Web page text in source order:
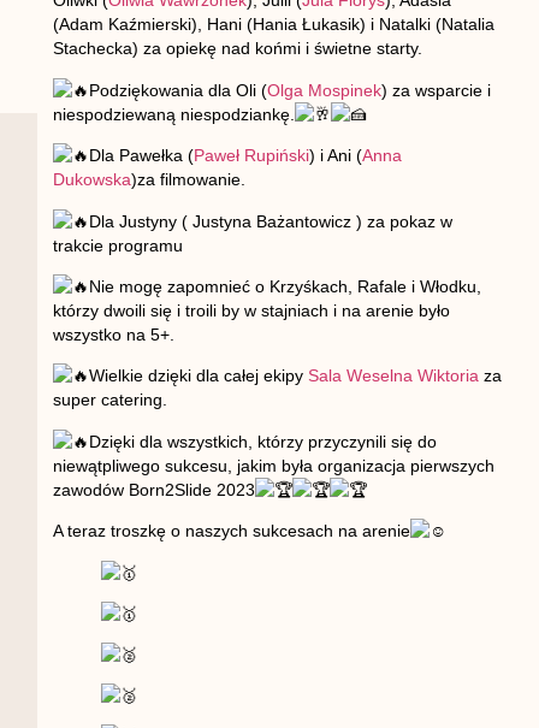
(Adam Kaźmierski), Hani (Hania Łukasik) i Natalki (Natalia
Stachecka) za opiekę nad końmi i świetne starty.
Podziękowania dla Oli (Olga Mospinek) za wsparcie i
niespodziewaną niespodziankę.
Dla Pawełka (Paweł Rupiński) i Ani (Anna
Dukowska)za filmowanie.
Dla Justyny ( Justyna Bażantowicz ) za pokaz w
trakcie programu
Nie mogę zapomnieć o Krzyśkach, Rafale i Włodku,
którzy dwoili się i troili by w stajniach i na arenie było
wszystko na 5+.
Wielkie dzięki dla całej ekipy Sala Weselna Wiktoriaza
super catering.
Dzięki dla wszystkich, którzy przyczynili się do
niewątpliwego sukcesu, jakim była organizacja pierwszych
zawodów Born2Slide 2023
A teraz troszkę o naszych sukcesach na arenie